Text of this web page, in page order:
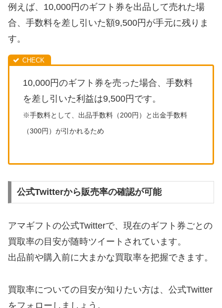
例えば、10,000円のギフト券を出品して売れた場
合、手数料を差し引いた額9,500円が手元に残りま
す。
10,000円のギフト券を売った場合、手数料
を差し引いた利益は9,500円です。
※手数料として、出品手数料（200円）と出金手数料
（300円）が引かれるため
公式Twitterから販売率の確認が可能
アマギフトの公式Twitterで、現在のギフト券ごとの
買取率の目安が随時ツイートされています。
出品前や購入前に大まかな買取率を把握できます。
買取率についての目安が知りたい方は、公式Twitter
をフォローしましょう。